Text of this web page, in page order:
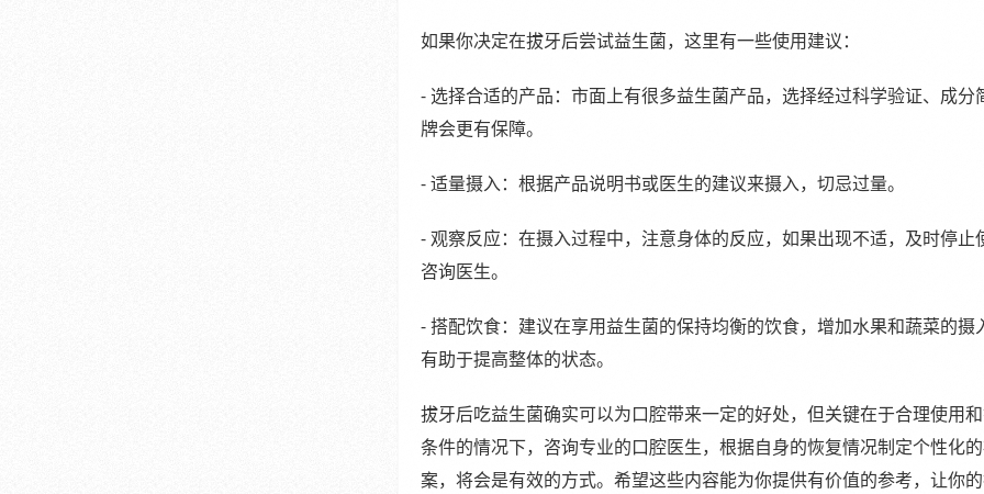
如果你决定在拔牙后尝试益生菌，这里有一些使用建议：
- 选择合适的产品：市面上有很多益生菌产品，选择经过科学验证、成分
牌会更有保障。
- 适量摄入：根据产品说明书或医生的建议来摄入，切忌过量。
- 观察反应：在摄入过程中，注意身体的反应，如果出现不适，及时停止
咨询医生。
- 搭配饮食：建议在享用益生菌的保持均衡的饮食，增加水果和蔬菜的摄
有助于提高整体的状态。
拔牙后吃益生菌确实可以为口腔带来一定的好处，但关键在于合理使用
条件的情况下，咨询专业的口腔医生，根据自身的恢复情况制定个性化
案，将会是有效的方式。希望这些内容能为你提供有价值的参考，让你